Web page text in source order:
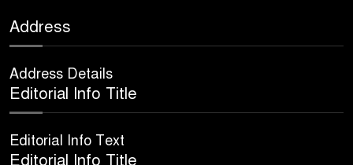
১০
‘উরসে পাক সম্পন্ন
Address
Address Details
Editorial Info Title
Editorial Info Text
Editorial Info Title